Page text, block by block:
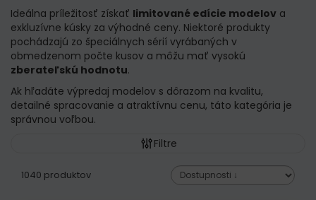
Ideálna príležitosť získať limitované edície modelov a
exkluzívne kúsky za výhodné ceny. Niektoré produkty
pochádzajú zo špeciálnych sérií vyrábaných v
obmedzenom počte kusov a môžu mať vysokú
zberateľskú hodnotu.
Ak hľadáte výpredaj modelov s dôrazom na kvalitu,
detailné spracovanie a atraktívnu cenu, táto kategória je
správnou voľbou.
Filtre
1040 produktov